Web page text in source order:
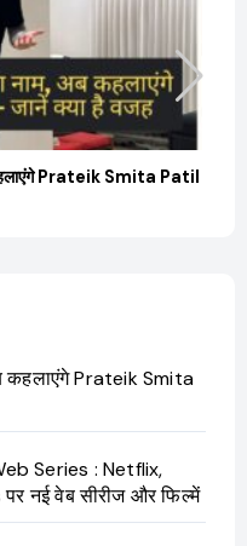
Prateik Smita Patil
कहलाएंगे Prateik Smita
Series : Netflix,
नई वेब सीरीज और फिल्में